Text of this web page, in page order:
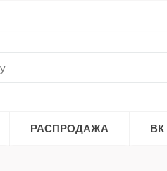
РАСПРОДАЖА ВК